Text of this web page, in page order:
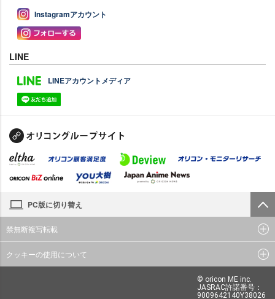
Instagramアカウント
LINE
LINEアカウントメディア
PC版に切り替え
禁無断複写転載
クッキーの使用について
© oricon ME inc.
JASRAC許諾番号：
9009642140Y38026